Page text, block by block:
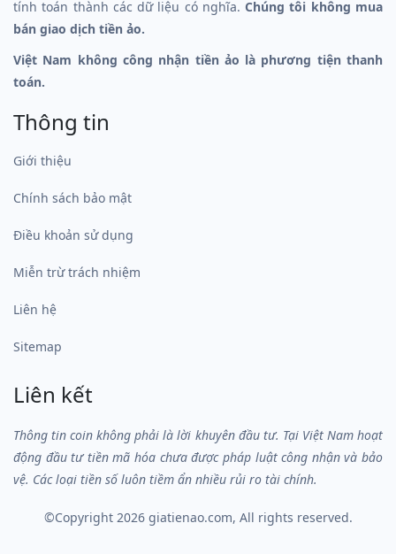
tính toán thành các dữ liệu có nghĩa.Chúng tôi không mua
bán giao dịch tiền ảo.
Việt Nam không công nhận tiền ảo là phương tiện thanh
toán.
Thông tin
Giới thiệu
Chính sách bảo mật
Điều khoản sử dụng
Miễn trừ trách nhiệm
Liên hệ
Sitemap
Liên kết
Thông tin coin không phải là lời khuyên đầu tư. Tại Việt Nam hoạt
động đầu tư tiền mã hóa chưa được pháp luật công nhận và bảo
vệ. Các loại tiền số luôn tiềm ẩn nhiều rủi ro tài chính.
©Copyright 2026 giatienao.com, All rights reserved.